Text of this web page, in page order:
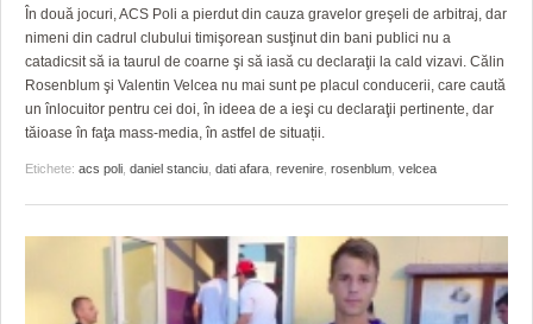
În două jocuri, ACS Poli a pierdut din cauza gravelor greşeli de arbitraj, dar
nimeni din cadrul clubului timişorean susţinut din bani publici nu a
catadicsit să ia taurul de coarne şi să iasă cu declaraţii la cald vizavi. Călin
Rosenblum şi Valentin Velcea nu mai sunt pe placul conducerii, care caută
un înlocuitor pentru cei doi, în ideea de a ieşi cu declaraţii pertinente, dar
tăioase în faţa mass-media, în astfel de situații.
Etichete: acs poli daniel stanciu dati afara revenire rosenblum velcea